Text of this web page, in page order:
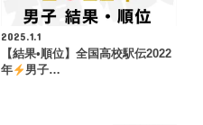
2025.1.1
【結果•順位】全国高校駅伝2022
年
男子…